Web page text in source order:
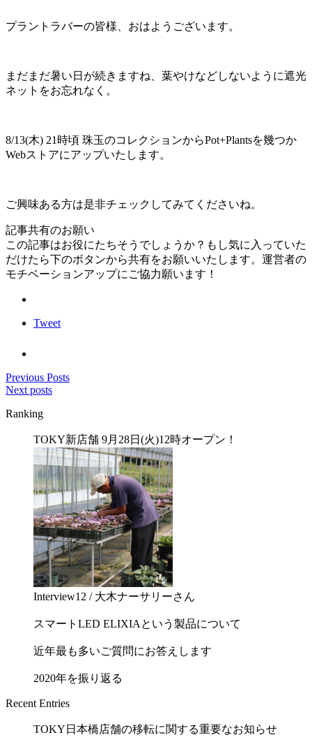
プラントラバーの皆様、おはようございます。
まだまだ暑い日が続きますね、葉やけなどしないように遮光
ネットをお忘れなく。
8/13(木) 21時頃 珠玉のコレクションからPot+Plantsを幾つか
Webストアにアップいたします。
ご興味ある方は是非チェックしてみてくださいね。
記事共有のお願い
この記事はお役にたちそうでしょうか？もし気に入っていた
だけたら下のボタンから共有をお願いいたします。運営者の
モチベーションアップにご協力願います！
Tweet
Previous Posts
Next posts
Ranking
TOKY新店舗 9月28日(火)12時オープン！
Interview12 / 大木ナーサリーさん
スマートLED ELIXIAという製品について
近年最も多いご質問にお答えします
2020年を振り返る
Recent Entries
TOKY日本橋店舗の移転に関する重要なお知らせ